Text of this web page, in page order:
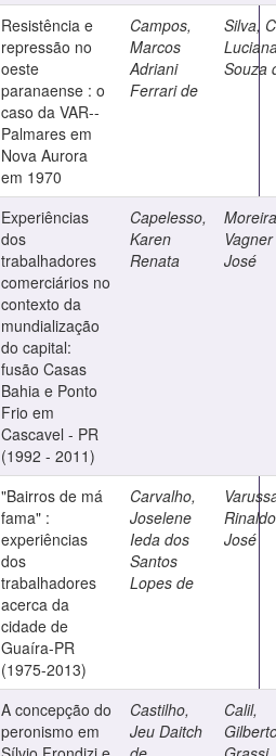
Resistência e
repressão no
oeste
paranaense : o
caso da VAR--
Palmares em
Nova Aurora
em 1970
Campos,
Marcos
Adriani
Ferrari de
Silva,
Souza
Experiências
dos
trabalhadores
comerciários no
contexto da
mundialização
do capital:
fusão Casas
Bahia e Ponto
Frio em
Cascavel - PR
(1992 - 2011)
Capelesso,
Karen
Renata
Vagner
José
"Bairros de má
fama" :
experiências
dos
trabalhadores
acerca da
cidade de
Guaíra-PR
(1975-2013)
Carvalho,
Joselene
Ieda dos
Santos
Lopes de
Rinaldo
José
A concepção do
peronismo em
Castilho,
Jeu Daitch
Calil,